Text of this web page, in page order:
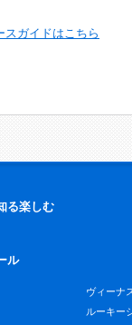
スガイドはこちら
る楽しむ
ル
ヴィーナ
ルーキー